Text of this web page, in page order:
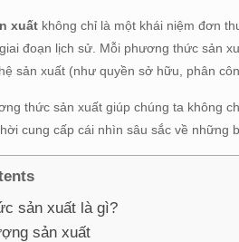
xuất không chỉ là một khái niệm đơn
đoạn lịch sử. Mỗi phương thức sản
sản xuất (như quyền sở hữu, phân
thức sản xuất giúp chúng ta không
cung cấp cái nhìn sâu sắc về những
sản xuất là gì?
sản xuất